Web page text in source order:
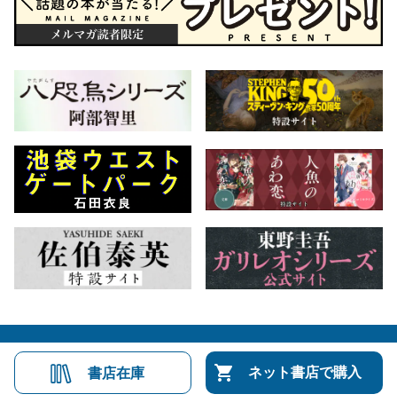
書店在庫 ネット書店で購入
会社概要 自費出版のご案内 お問合せ
株式会社文藝春秋 Number Web
CREA WEB
Copyright © Bungeishunju Ltd.